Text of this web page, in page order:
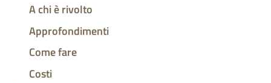
A chi è rivolto
Approfondimenti
Come fare
Costi